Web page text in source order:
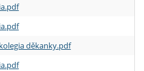
děkanky.pdf